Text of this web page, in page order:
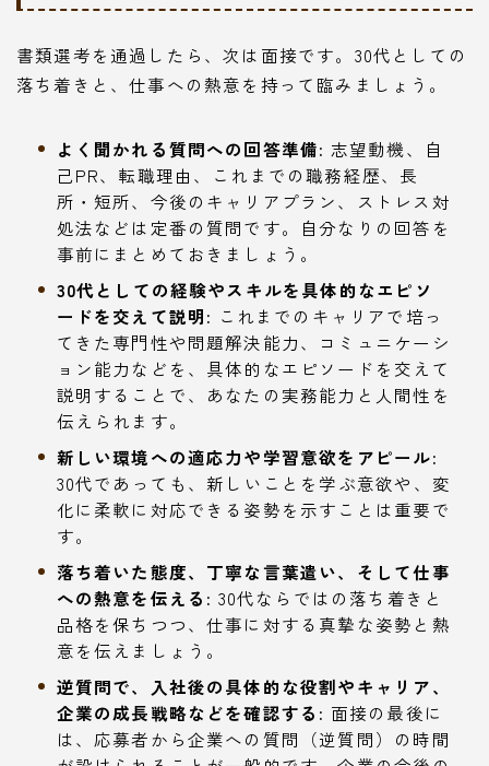
書類選考を通過したら、次は面接です。30代としての
落ち着きと、仕事への熱意を持って臨みましょう。
よく聞かれる質問への回答準備: 志望動機、自
己PR、転職理由、これまでの職務経歴、長
所・短所、今後のキャリアプラン、ストレス対
処法などは定番の質問です。自分なりの回答を
事前にまとめておきましょう。
30代としての経験やスキルを具体的なエピソ
ードを交えて説明: これまでのキャリアで培っ
てきた専門性や問題解決能力、コミュニケーシ
ョン能力などを、具体的なエピソードを交えて
説明することで、あなたの実務能力と人間性を
伝えられます。
新しい環境への適応力や学習意欲をアピール:
30代であっても、新しいことを学ぶ意欲や、変
化に柔軟に対応できる姿勢を示すことは重要で
す。
落ち着いた態度、丁寧な言葉遣い、そして仕事
への熱意を伝える: 30代ならではの落ち着きと
品格を保ちつつ、仕事に対する真摯な姿勢と熱
意を伝えましょう。
逆質問で、入社後の具体的な役割やキャリア、
企業の成長戦略などを確認する: 面接の最後に
は、応募者から企業への質問（逆質問）の時間